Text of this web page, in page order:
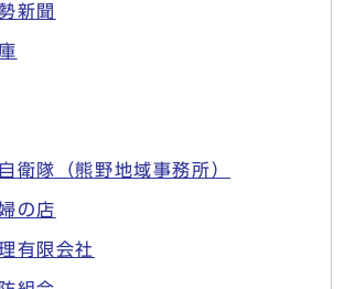
新聞
衛隊（熊野地域事務所）
の店
有限会社